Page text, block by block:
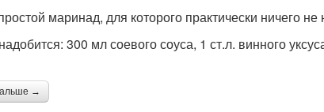
маринад, для которого практически ничего не
300 мл соевого соуса, 1 ст.л. винного
→